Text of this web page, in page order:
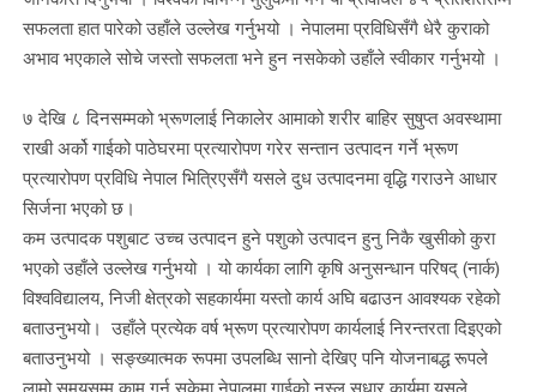
सफलता हात पारेको उहाँले उल्लेख गर्नुभयो । नेपालमा प्रविधिसँगै धेरै कुराको
अभाव भएकाले सोचे जस्तो सफलता भने हुन नसकेको उहाँले स्वीकार गर्नुभयो ।
७ देखि ८ दिनसम्मको भ्रूणलाई निकालेर आमाको शरीर बाहिर सुषुप्त अवस्थामा
राखी अर्को गाईको पाठेघरमा प्रत्यारोपण गरेर सन्तान उत्पादन गर्ने भ्रूण
प्रत्यारोपण प्रविधि नेपाल भित्रिएसँगै यसले दुध उत्पादनमा वृद्धि गराउने आधार
सिर्जना भएको छ।
कम उत्पादक पशुबाट उच्च उत्पादन हुने पशुको उत्पादन हुनु निकै खुसीको कुरा
भएको उहाँले उल्लेख गर्नुभयो । यो कार्यका लागि कृषि अनुसन्धान परिषद्(नार्क)
विश्वविद्यालय,निजी क्षेत्रको सहकार्यमा यस्तो कार्य अघि बढाउन आवश्यक रहेको
बताउनुभयो। उहाँले प्रत्येक वर्ष भ्रूण प्रत्यारोपण कार्यलाई निरन्तरता दिइएको
बताउनुभयो । सङ्ख्यात्मक रूपमा उपलब्धि सानो देखिए पनि योजनाबद्ध रूपले
लामो समयसम्म काम गर्न सकेमा नेपालमा गाईको नस्ल सुधार कार्यमा यसले